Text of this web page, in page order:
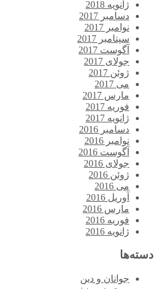
ژانویه 2018
دسامبر 2017
نوامبر 2017
سپتامبر 2017
آگوست 2017
جولای 2017
ژوئن 2017
می 2017
مارس 2017
فوریه 2017
ژانویه 2017
دسامبر 2016
نوامبر 2016
آگوست 2016
جولای 2016
ژوئن 2016
می 2016
آوریل 2016
مارس 2016
فوریه 2016
ژانویه 2016
دسته‌ها
جوانان و دین